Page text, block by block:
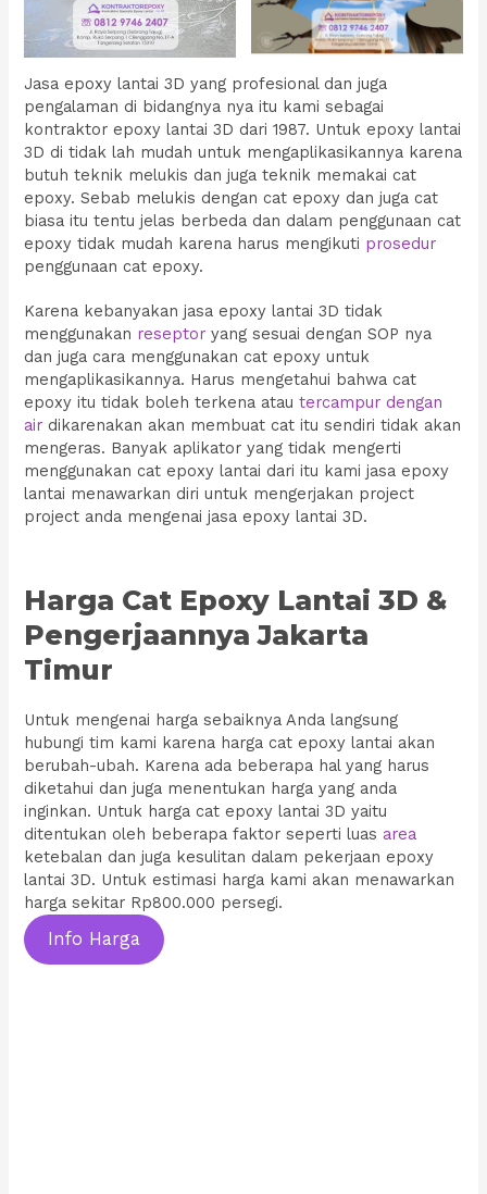
Jasa epoxy lantai 3D yang profesional dan juga
pengalaman di bidangnya nya itu kami sebagai
kontraktor epoxy lantai 3D dari 1987. Untuk epoxy lantai
3D di tidak lah mudah untuk mengaplikasikannya karena
butuh teknik melukis dan juga teknik memakai cat
epoxy. Sebab melukis dengan cat epoxy dan juga cat
biasa itu tentu jelas berbeda dan dalam penggunaan cat
epoxy tidak mudah karena harus mengikuti prosedur
penggunaan cat epoxy.
Karena kebanyakan jasa epoxy lantai 3D tidak
menggunakan reseptor yang sesuai dengan SOP nya
dan juga cara menggunakan cat epoxy untuk
mengaplikasikannya. Harus mengetahui bahwa cat
epoxy itu tidak boleh terkena atautercampur dengan
air dikarenakan akan membuat cat itu sendiri tidak akan
mengeras. Banyak aplikator yang tidak mengerti
menggunakan cat epoxy lantai dari itu kami jasa epoxy
lantai menawarkan diri untuk mengerjakan project
project anda mengenai jasa epoxy lantai 3D.
Harga Cat Epoxy Lantai 3D &
Pengerjaannya Jakarta
Timur
Untuk mengenai harga sebaiknya Anda langsung
hubungi tim kami karena harga cat epoxy lantai akan
berubah-ubah. Karena ada beberapa hal yang harus
diketahui dan juga menentukan harga yang anda
inginkan. Untuk harga cat epoxy lantai 3D yaitu
ditentukan oleh beberapa faktor seperti luas area
ketebalan dan juga kesulitan dalam pekerjaan epoxy
lantai 3D. Untuk estimasi harga kami akan menawarkan
harga sekitar Rp800.000 persegi.
Info Harga